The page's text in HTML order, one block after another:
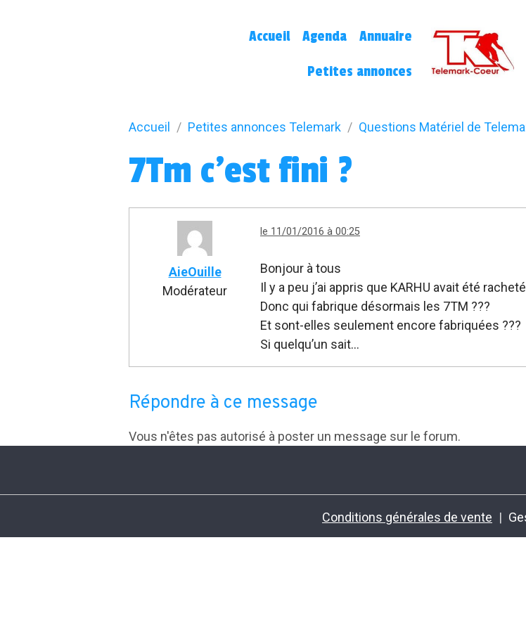
Accueil Agenda Annuaire
Petites annonces
Accueil Petites annonces Telemark Questions Matériel de
7Tm c’est fini ?
AieOuille
Modérateur
le 11/01/2016 à 00:25
Bonjour à tous
Il y a peu j’ai appris que KARHU avait été
Donc qui fabrique désormais les 7TM ???
Et sont-elles seulement encore fabriquées ???
Si quelqu’un sait…
Répondre à ce message
Vous n'êtes pas autorisé à poster un message sur le forum.
Conditions générales de vente